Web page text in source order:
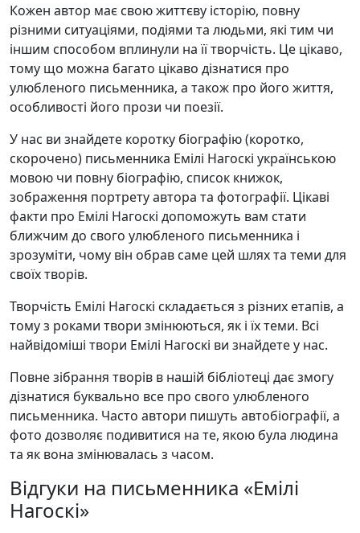
Кожен автор має свою життєву історію, повну
різними ситуаціями, подіями та людьми, які тим чи
іншим способом вплинули на її творчість. Це цікаво,
тому що можна багато цікаво дізнатися про
улюбленого письменника, а також про його життя,
особливості його прози чи поезії.
У нас ви знайдете коротку біографію (коротко,
скорочено) письменника Емілі Нагоскі українською
мовою чи повну біографію, список книжок,
зображення портрету автора та фотографії. Цікаві
факти про Емілі Нагоскі допоможуть вам стати
ближчим до свого улюбленого письменника і
зрозуміти, чому він обрав саме цей шлях та теми для
своїх творів.
Творчість Емілі Нагоскі складається з різних етапів, а
тому з роками твори змінюються, як і їх теми. Всі
найвідоміші твори Емілі Нагоскі ви знайдете у нас.
Повне зібрання творів в нашій бібліотеці дає змогу
дізнатися буквально все про свого улюбленого
письменника. Часто автори пишуть автобіографії, а
фото дозволяє подивитися на те, якою була людина
та як вона змінювалась з часом.
Відгуки на письменника «Емілі
Нагоскі»